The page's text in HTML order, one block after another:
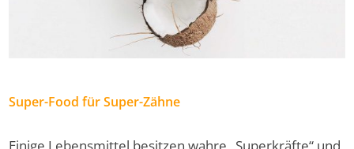
Super-Food für Super-Zähne